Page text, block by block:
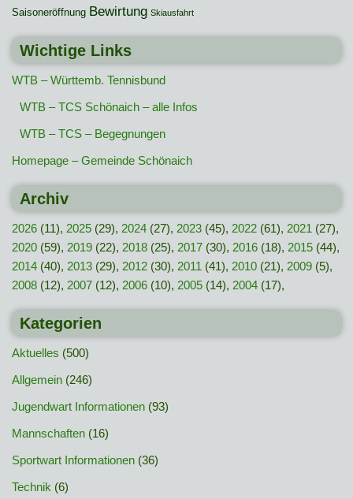
Saisoneröffnung Bewirtung Skiausfahrt
Wichtige Links
WTB – Württemb. Tennisbund
WTB – TCS Schönaich – alle Infos
WTB – TCS – Begegnungen
Homepage – Gemeinde Schönaich
Archiv
2026 (11), 2025 (29), 2024 (27), 2023 (45), 2022 (61), 2021 (27),
2020 (59), 2019 (22), 2018 (25), 2017 (30), 2016 (18), 2015 (44),
2014 (40), 2013 (29), 2012 (30), 2011 (41), 2010 (21), 2009 (5),
2008 (12), 2007 (12), 2006 (10), 2005 (14), 2004 (17),
Kategorien
Aktuelles (500)
Allgemein (246)
Jugendwart Informationen (93)
Mannschaften (16)
Sportwart Informationen (36)
Technik (6)